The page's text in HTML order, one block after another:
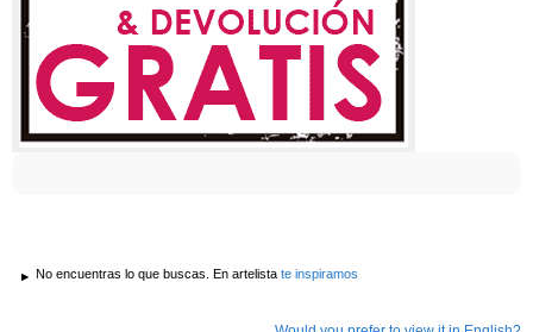
No encuentras lo que buscas. En artelista te inspiramos